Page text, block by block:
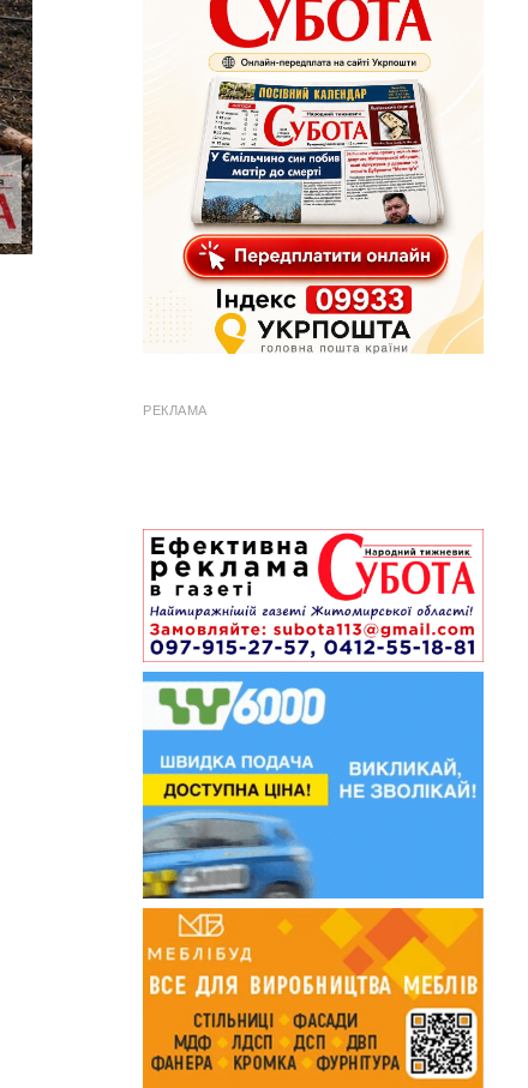
РЕКЛАМА